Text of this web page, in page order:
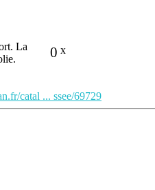
0 x
La
catal ... ssee/69729